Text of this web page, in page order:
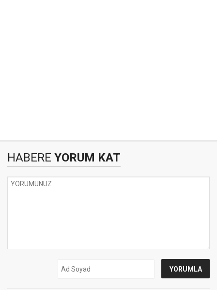
HABERE YORUM KAT